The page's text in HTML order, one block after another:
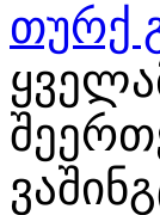
თურქ